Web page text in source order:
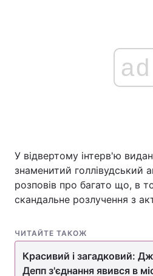
ad
У відвертому інтерв'ю
знаменитий голлівудський
розповів про багато що, в
скандальне розлучення з
ЧИТАЙТЕ ТАКОЖ
Красивий і загадковий:
Депп з'єднання явився в